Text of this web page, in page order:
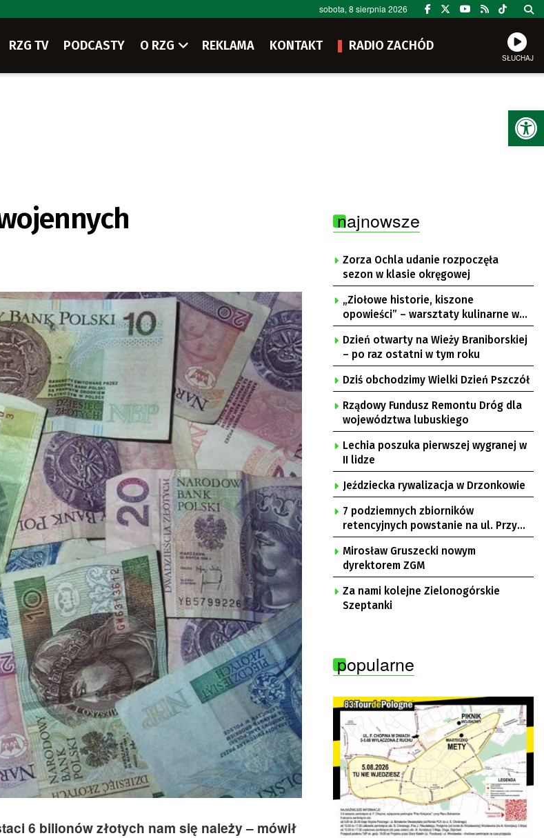
sobota, 8 sierpnia 2026
RZG TV PODCASTY O RZG REKLAMA KONTAKT RADIO ZACHÓD
SŁUCHAJ
6 bilionów złotych nam się należy – mówił
najnowsze
Zorza Ochla udanie rozpoczęła
sezon w klasie okręgowej
„Ziołowe historie, kiszone
opowieści” – warsztaty kulinarne w
Krępie
Dzień otwarty na Wieży Braniborskiej
– po raz ostatni w tym roku
Dziś obchodzimy Wielki Dzień Pszczół
Rządowy Fundusz Remontu Dróg dla
województwa lubuskiego
Lechia poszuka pierwszej wygranej w
II lidze
Jeździecka rywalizacja w Drzonkowie
7 podziemnych zbiorników
retencyjnych powstanie na ul. Przy
Gazowni
Mirosław Gruszecki nowym
dyrektorem ZGM
Za nami kolejne Zielonogórskie
Szeptanki
popularne